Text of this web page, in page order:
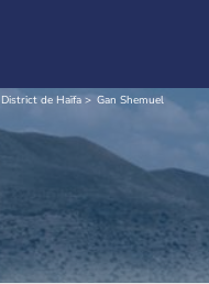
District de Haïfa Gan Shemuel